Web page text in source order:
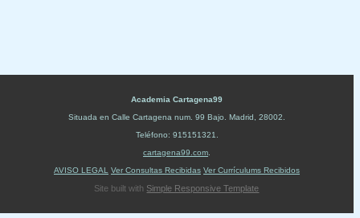
Academia Cartagena99
Situada en Calle Cartagena num. 99 Bajo Madrid 28002
Teléfono: 915151321
cartagena99.com
AVISO LEGAL
Ver Consultas Recibidas Ver Currículums Recibidos
Site built with Simple Responsive Template